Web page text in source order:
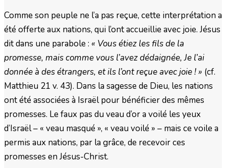
Comme son peuple ne l’a pas reçue, cette interprétation a
été offerte aux nations, qui l’ont accueillie avec joie. Jésus
dit dans une parabole : « Vous étiez les fils de la
promesse, mais comme vous l’avez dédaignée, Je l’ai
donnée à des étrangers, et ils l’ont reçue avec joie ! » (cf.
Matthieu 21 v. 43). Dans la sagesse de Dieu, les nations
ont été associées à Israël pour bénéficier des mêmes
promesses. Le faux pas du veau d’or a voilé les yeux
d’Israël – « veau masqué », « veau voilé » – mais ce voile a
permis aux nations, par la grâce, de recevoir ces
promesses en Jésus-Christ.